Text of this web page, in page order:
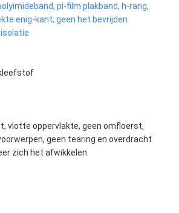
pi-film plakband, h-rang,
enig-kant, geen het bevrijden
vlotte oppervlakte, geen omfloerst,
geen tearing en overdracht
zich het afwikkelen